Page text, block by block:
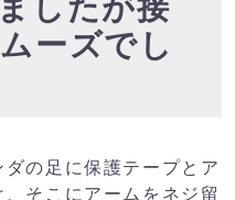
したが接
ーズでし
の足に保護テープとア
そこにアームをネジ留